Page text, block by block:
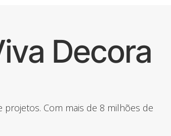
Decora
Com mais de 8 milhões de